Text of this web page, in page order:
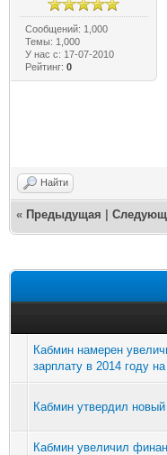
Сообщений: 1,000
Темы: 1,000
У нас с: 17-07-2010
Рейтинг: 0
Найти
« Предыдущая
Кабмин намерен
зарплату в 2014 году
Кабмин утвердил
Кабмин увеличил